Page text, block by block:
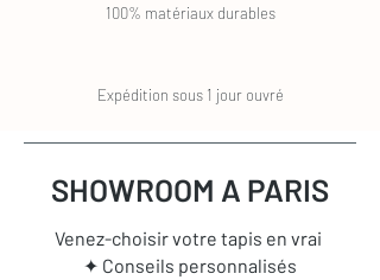
100% matériaux durables
Expédition sous 1 jour ouvré
SHOWROOM A PARIS
Venez-choisir votre tapis en vrai
✦ Conseils personnalisés